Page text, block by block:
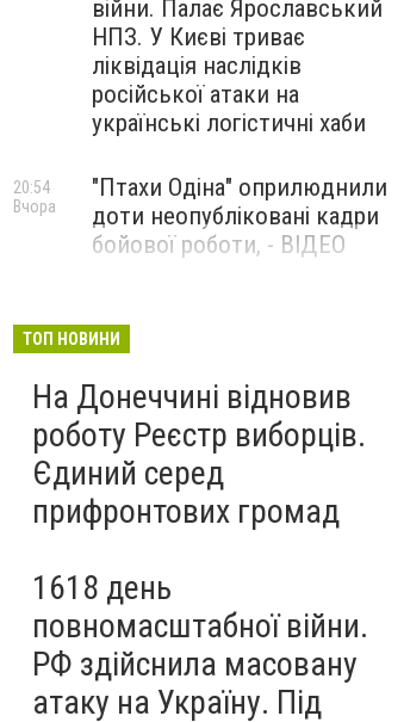
війни. Палає Ярославський
НПЗ. У Києві триває
ліквідація наслідків
російської атаки на
українські логістичні хаби
"Птахи Одіна" оприлюднили
доти неопубліковані кадри
бойової роботи, - ВІДЕО
20:54
Вчора
Бєдняков зіграє тата
новому українському
фільмі, - ФОТО
Вчора
ТОП НОВИНИ
На Донеччині відновив
роботу Реєстр виборців.
Єдиний серед
прифронтових громад
1618 день
повномасштабної війни.
РФ здійснила масовану
атаку на Україну. Під